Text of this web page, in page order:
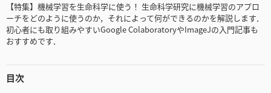
【特集】機械学習を生命科学に使う！ 生命科学研究に機械学習のアプロ
ーチをどのように使うのか，それによって何ができるのかを解説します．
初心者にも取り組みやすいGoogle ColaboratoryやImageJの入門記事も
おすすめです．
目次